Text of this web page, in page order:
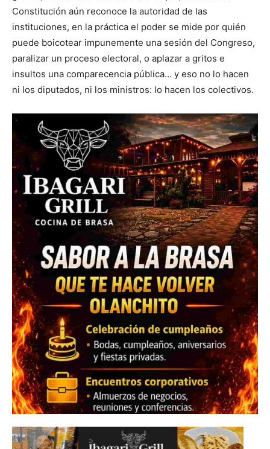
Constitución aún reconoce la autoridad de las
instituciones, en la práctica el poder se mide por quién
puede boicotear impunemente una sesión del Congreso,
paralizar un proceso electoral, o aplazar a gritos e
insultos una comparecencia pública… y eso no lo hacen
ni los diputados, ni los ministros: lo hacen los colectivos.